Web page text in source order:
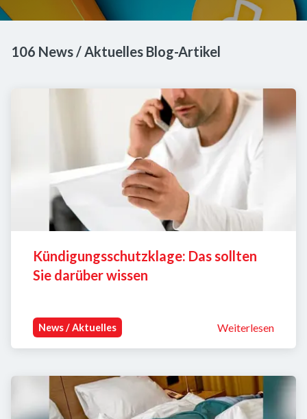
106 News / Aktuelles Blog-Artikel
Kündigungsschutzklage: Das sollten
Sie darüber wissen
News / Aktuelles Weiterlesen